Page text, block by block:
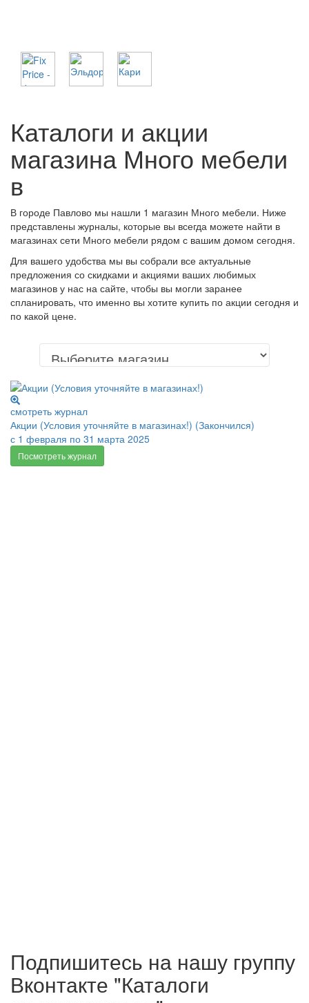
Каталоги и акции
магазина Много мебели
в
В городе Павлово мы нашли 1 магазин Много мебели. Ниже
представлены журналы, которые вы всегда можете найти в
магазинах сети Много мебели рядом с вашим домом сегодня.
Для вашего удобства мы вы собрали все актуальные
предложения со скидками и акциями ваших любимых
магазинов у нас на сайте, чтобы вы могли заранее
спланировать, что именно вы хотите купить по акции сегодня и
по какой цене.
смотреть журнал
Акции (Условия уточняйте в магазинах!) (Закончился)
с 1 февраля по 31 марта 2025
Посмотреть журнал
Подпишитесь на нашу группу
Вконтакте "Каталоги